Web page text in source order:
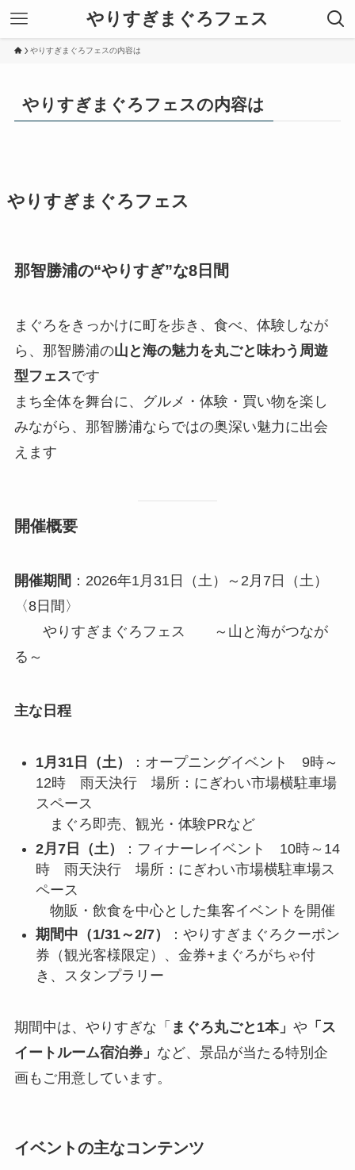
やりすぎまぐろフェス
やりすぎまぐろフェスの内容は
やりすぎまぐろフェスの内容は
やりすぎまぐろフェス
那智勝浦の“やりすぎ”な8日間
まぐろをきっかけに町を歩き、食べ、体験しなが
ら、那智勝浦の山と海の魅力を丸ごと味わう周遊
型フェスです
まち全体を舞台に、グルメ・体験・買い物を楽し
みながら、那智勝浦ならではの奥深い魅力に出会
えます
開催概要
開催期間 ：2026年1月31日（土）～2月7日（土）
〈8日間〉
やりすぎまぐろフェス ～山と海がつなが
る～
主な日程
1月31日（土）
：オープニングイベント 9時～
12時 雨天決行 場所：にぎわい市場横駐車場
スペース
まぐろ即売、観光・体験PRなど
2月7日（土）
：フィナーレイベント 10時～14
時 雨天決行 場所：にぎわい市場横駐車場ス
ペース
物販・飲食を中心とした集客イベントを開催
期間中（1/31～2/7）
：やりすぎまぐろクーポン
券（観光客様限定）、金券+まぐろがちゃ付
き、スタンプラリー
期間中は、やりすぎな「 まぐろ丸ごと1本」 や 「ス
イートルーム宿泊券」 など、景品が当たる特別企
画もご用意しています。
イベントの主なコンテンツ